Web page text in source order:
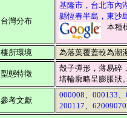
台灣分布
基隆市，台北市內
縣恆春半島，東沙
本種
棲所環境 為落葉覆蓋較為潮
型態特徵
殼子彈形，薄易碎
塔輪廓略呈膨脹狀
參考文獻
000008、 000133、
200117、